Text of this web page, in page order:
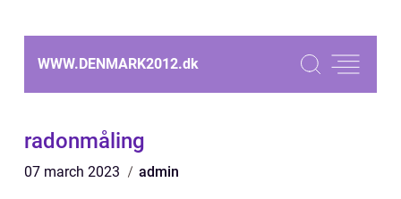
WWW.DENMARK2012.dk
radonmåling
07 march 2023 admin